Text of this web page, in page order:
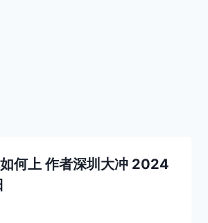
何上 作者深圳大冲 2024